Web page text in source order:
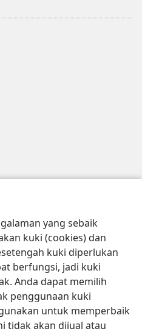
yang sebaik
kuki (cookies) dan
kuki diperlukan
berfungsi, jadi kuki
Anda dapat memilih
penggunaan kuki
untuk memperbaik
tidak akan dijual atau
Watchtower